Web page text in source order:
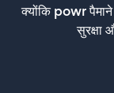
क्योंकि powr पैमाने
सुरक्षा